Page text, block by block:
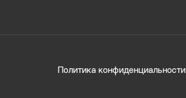
Политика конфиденциальности